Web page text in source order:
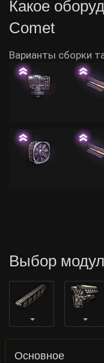
Какое
Comet
Варианты сборки
Выбор
Основное